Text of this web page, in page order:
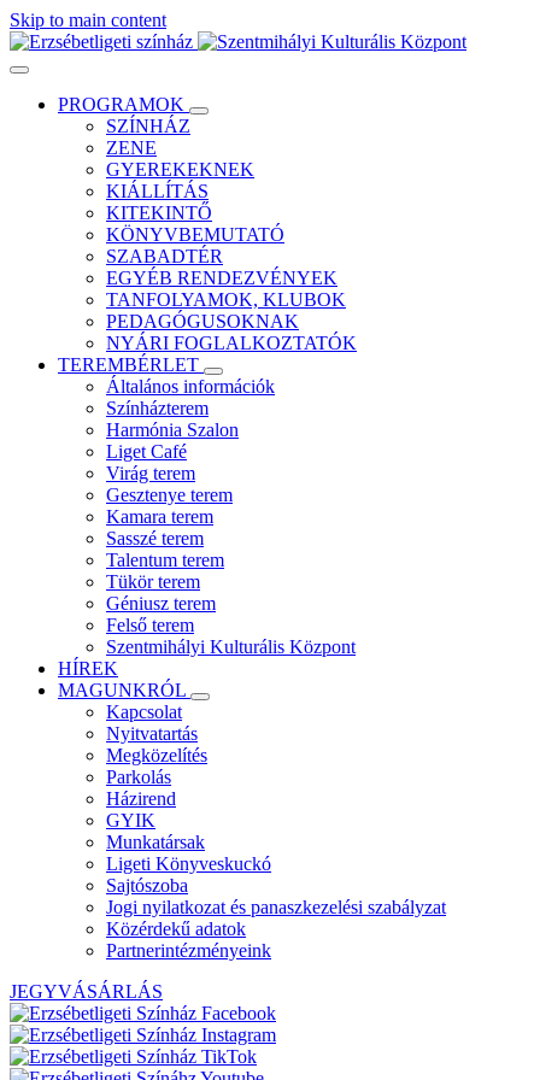
Skip to main content
PROGRAMOK
SZÍNHÁZ
ZENE
GYEREKEKNEK
KIÁLLÍTÁS
KITEKINTŐ
KÖNYVBEMUTATÓ
SZABADTÉR
EGYÉB RENDEZVÉNYEK
TANFOLYAMOK, KLUBOK
PEDAGÓGUSOKNAK
NYÁRI FOGLALKOZTATÓK
TEREMBÉRLET
Általános információk
Színházterem
Harmónia Szalon
Liget Café
Virág terem
Gesztenye terem
Kamara terem
Sasszé terem
Talentum terem
Tükör terem
Géniusz terem
Felső terem
Szentmihályi Kulturális Központ
HÍREK
MAGUNKRÓL
Kapcsolat
Nyitvatartás
Megközelítés
Parkolás
Házirend
GYIK
Munkatársak
Ligeti Könyveskuckó
Sajtószoba
Jogi nyilatkozat és panaszkezelési szabályzat
Közérdekű adatok
Partnerintézményeink
JEGYVÁSÁRLÁS